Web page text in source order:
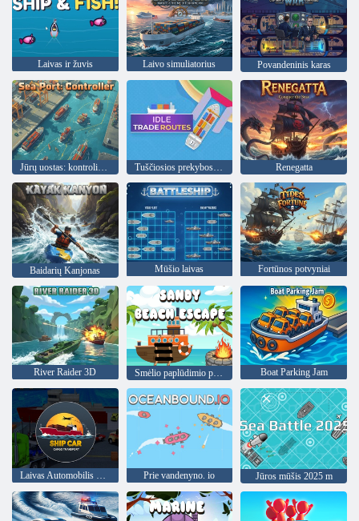
Laivas ir žuvis Laivo simuliatorius Povandeninis karas
Tuščiosios prekybos maršrutai Renegatta
Baidarių Kanjonas Mūšio laivas Fortūnos potvyniai
River Raider 3D Smėlio paplūdimio pabėgimas Boat Parking Jam
Laivas Automobilis Krovinių gabenimas Prie vandenyno. io Jūros mūšis 2025 m